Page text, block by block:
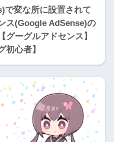
で変な所に設置されて
ス(Google AdSense)の
グーグルアドセンス】
初心者】